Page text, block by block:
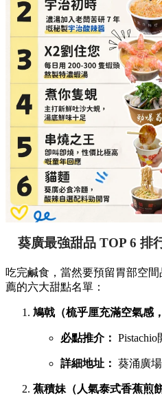
葵廣最強甜品 TOP 6 排
吃完鹹食，當然要預留胃部空
薦的六大甜點名單：
鳩戟（梳乎厘充滿空氣感
必點推介：
詳細地址： 葵涌廣
蕉積妹（人氣泰式香蕉煎